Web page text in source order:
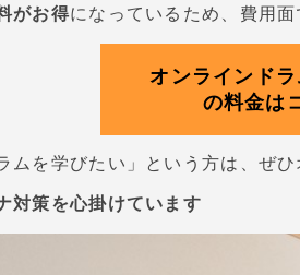
がお得になっているため、費用
オンラインド
の料金は
ムを学びたい」という方は、ぜ
対策を心掛けています